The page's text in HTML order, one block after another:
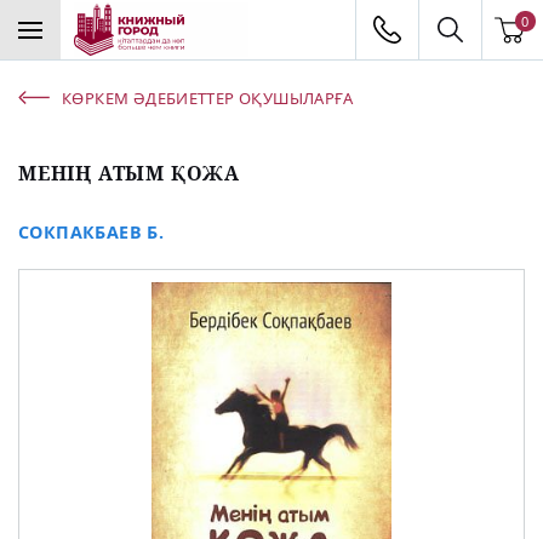
0
КӨРКЕМ ӘДЕБИЕТТЕР ОҚУШЫЛАРҒА
МЕНІҢ АТЫМ ҚОЖА
СОКПАКБАЕВ Б.